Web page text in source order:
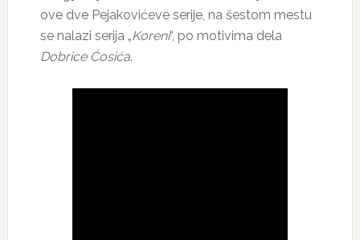
ove dve Pejakovićeve serije, na šestom mestu
se nalazi serija „Koreni“, po motivima dela
Dobrice Ćosića.